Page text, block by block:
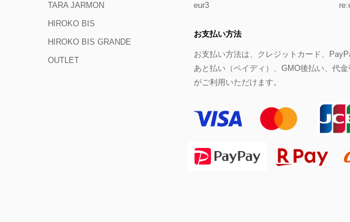
TARA JARMON
eur3
HIROKO BIS
HIROKO BIS GRANDE
OUTLET
お支払い方法
お支払い方法は、クレジットカード、
あと払い（ペイディ）、GMO後払い、代金
がご利用いただけます。